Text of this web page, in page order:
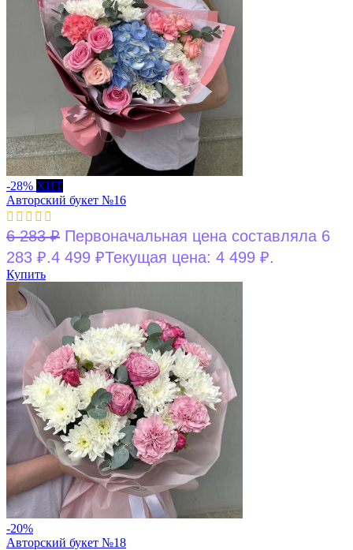
-28% ХИТ
Авторский букет №16
6 283₽ Первоначальная цена составляла 6
283 ₽.4 499 ₽Текущая цена: 4 499 ₽.
Купить
-20%
Авторский букет №18